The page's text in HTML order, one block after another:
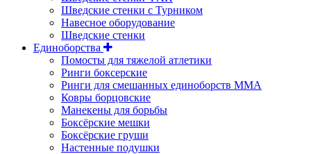
Шведские стенки с Турником
Навесное оборудование
Шведские стенки
Единоборства
Помосты для тяжелой атлетики
Ринги боксерские
Ринги для смешанных единоборств ММА
Ковры борцовские
Манекены для борьбы
Боксёрские мешки
Боксёрские груши
Настенные подушки